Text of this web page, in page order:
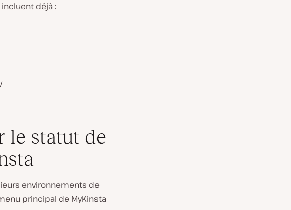
déjà :
le statut de
environnements de
principal de MyKinsta